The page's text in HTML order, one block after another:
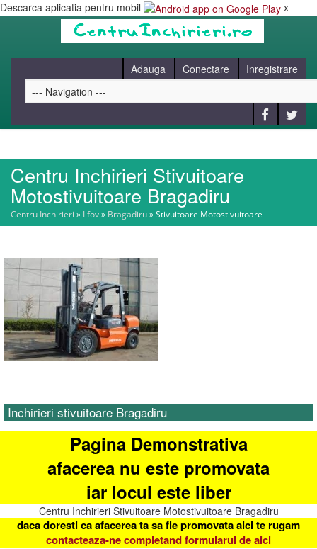
Descarca aplicatia pentru mobil x
Adauga Conectare Inregistrare
HOME
CAUT
CONTACT
Centru Inchirieri Stivuitoare
Motostivuitoare Bragadiru
Centru Inchirieri » Ilfov» Bragadiru»Stivuitoare Motostivuitoare
Inchirieri stivuitoare Bragadiru
Pagina Demonstrativa
afacerea nu este promovata
iar locul este liber
Centru Inchirieri Stivuitoare Motostivuitoare Bragadiru
daca doresti ca afacerea ta sa fie promovata aici te rugam
contacteaza-ne completand formularul de aici